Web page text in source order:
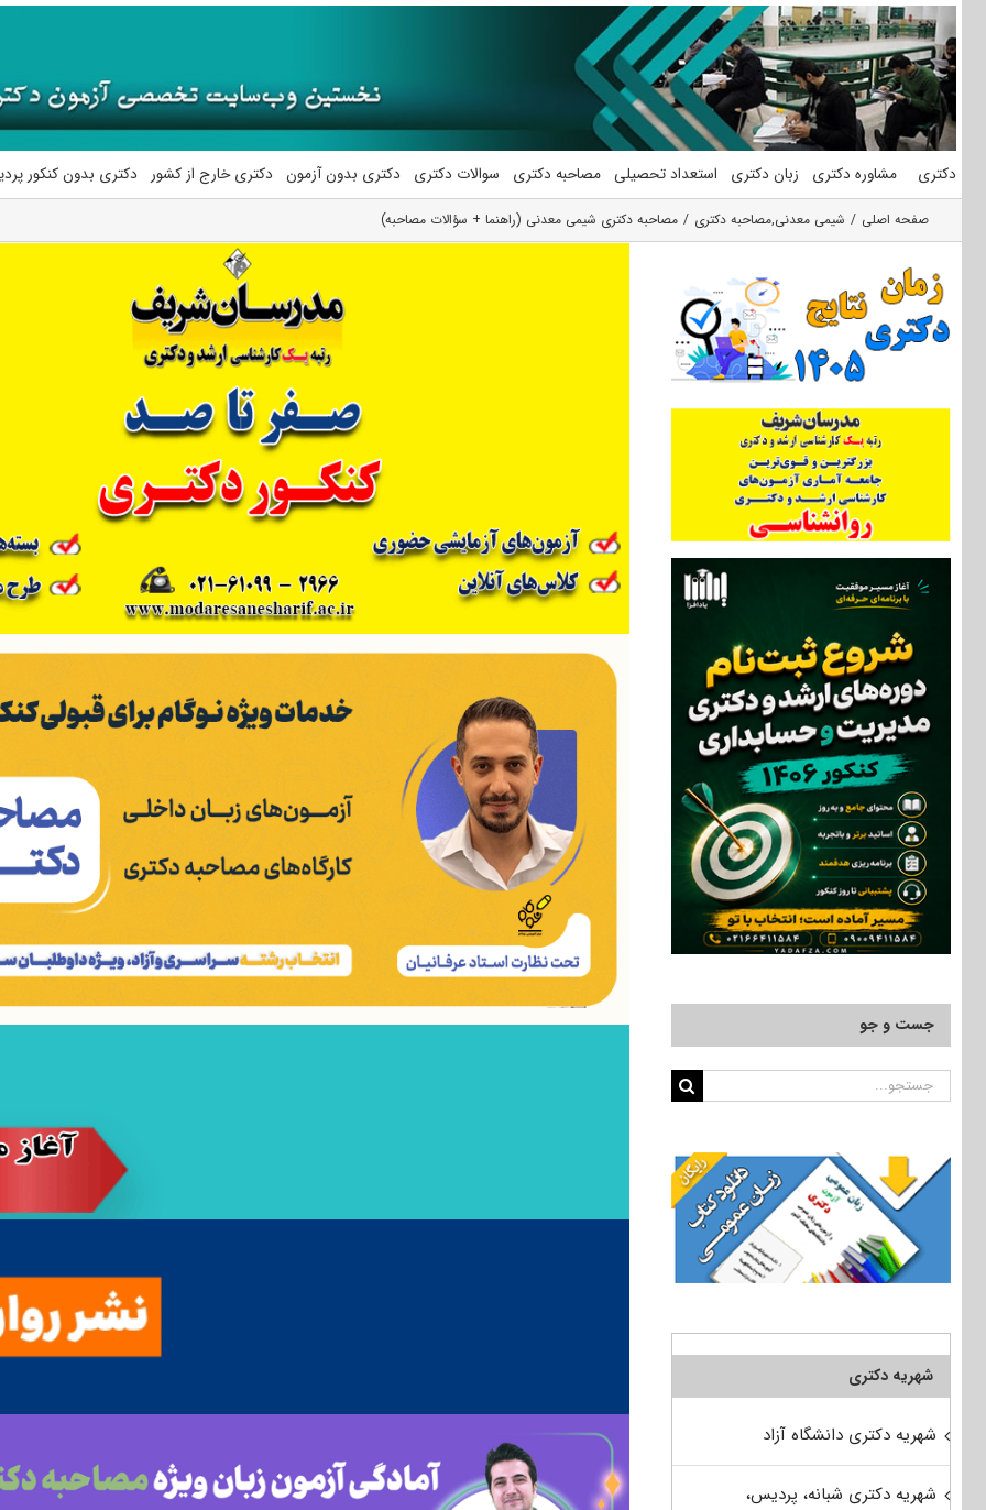
محتوا
دکتری مشاوره دکتری زبان دکتری استعداد تحصیلی مصاحبه دکتری سوالات دکتری دکتری بدون آزمون دکتری خارج از کشور دکتری بدون کنکور
صفحه اصلی شیمی معدنی,مصاحبه دکتری مصاحبه دکتری شیمی معدنی (راهنما + سؤالات مصاحبه)
جست و جو
جستجو
شهریه دکتری
شهریه دکتری دانشگاه آزاد
شهریه دکتری شبانه، پردیس،